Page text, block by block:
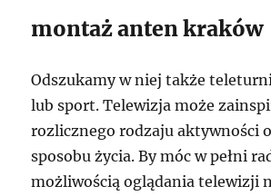
montaż anten kraków
Odszukamy w niej także
lub sport. Telewizja może
rozlicznego rodzaju aktywności
sposobu życia. By móc w pełni
możliwością oglądania telewizji